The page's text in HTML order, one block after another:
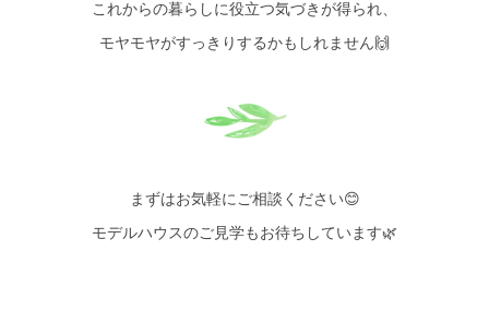
これからの暮らしに役立つ気づきが得られ、
モヤモヤがすっきりするかもしれません🙌
まずはお気軽にご相談ください😊
モデルハウスのご見学もお待ちしています🌿